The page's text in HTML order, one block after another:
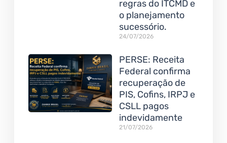
regras do ITCMD e
o planejamento
sucessório.
24/07/2026
PERSE: Receita
Federal confirma
recuperação de
PIS, Cofins, IRPJ e
CSLL pagos
indevidamente
21/07/2026